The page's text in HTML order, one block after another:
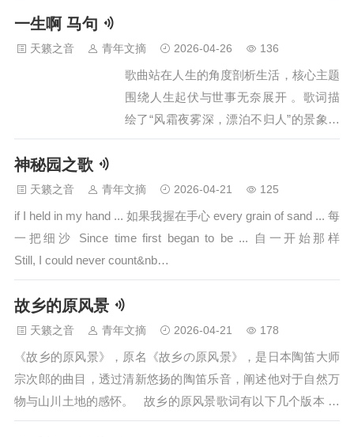
一生啊 马句
天籁之音 青年文摘 2026-04-26 136
歌曲站在人生的角度剖析生活，核心主题
围绕‌人生起伏与世事无奈‌展开 。歌词描
绘了“风霜夜雾深，漂泊不归人”的景象，
传达了游子在外漂泊的孤独感与对归宿的
逝的叹息，也有对生活本质的思考，听感
上给人一种释怀和涤荡人心的感觉 …
神秘园之歌
天籁之音 青年文摘 2026-04-21 125
if I held in my hand ... 如果我握在手心 every grain of sand ... 每
一把细沙 Since time first began to be ... 自一开始那样
Still, I could never count&nb…
故乡的原风景
天籁之音 青年文摘 2026-04-21 178
《故乡的原风景》，原名《故乡の原风景》，是日本陶笛大师
宗次郎的曲目，透过清新悠扬的陶笛乐音，阐述他对于自然万
物与山川土地的感怀。 故乡的原风景歌词有以下几个版本 柔
软的时光版 -------故乡的原风景------- 一缕清风 呼唤遥远的记忆